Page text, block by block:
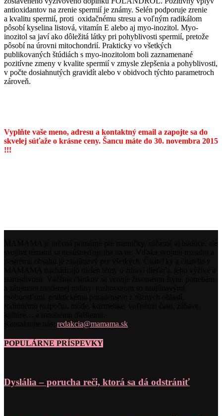
antioxidantov na zrenie spermií je známy. Selén podporuje zrenie
a kvalitu spermií, proti oxidačnému stresu a voľným radikálom
pôsobí kyselina listová, vitamín E alebo aj myo-inozitol. Myo-
inozitol sa javí ako dôležitá látky pri pohyblivosti spermií, pretože
pôsobí na úrovni mitochondrií. Prakticky vo všetkých
publikovaných štúdiách s myo-inozitolom boli zaznamenané
pozitívne zmeny v kvalite spermií v zmysle zlepšenia a pohyblivosti,
v počte dosiahnutých gravidít alebo v obidvoch týchto parametroch
zároveň.
Vyplňte vaše meno, adresu a kontaktný email a zapojte sa do
skvelej súťaže o krásne ceny. Šancu máte do 30. novembra 2015
!!!
redakcia@mamama.sk
POPULÁRNE PRÍSPEVKY
Dyslália – porucha reči, ktorá sa dá odstrániť